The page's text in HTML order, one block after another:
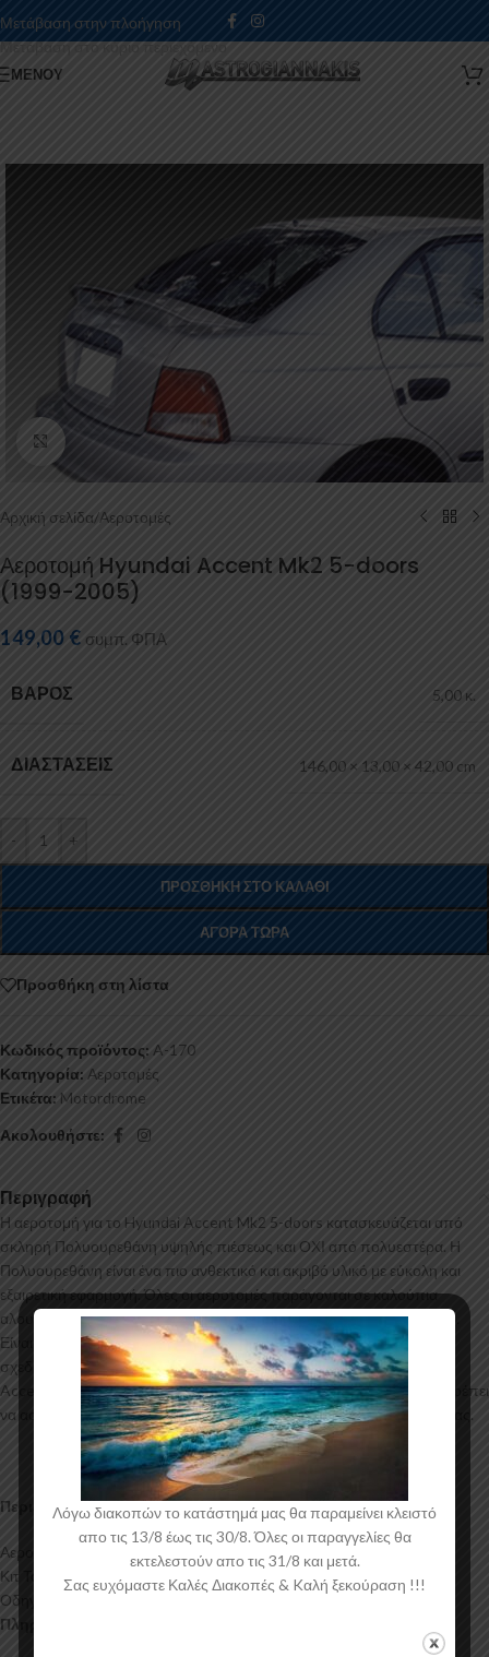
Μετάβαση στην πλοήγηση
Μετάβαση στο κύριο περιεχόμενο
ΜΕΝΟΎ
Κάντε κλικ για μεγέθυνση
Αρχική σελίδα/Αεροτομές
Αεροτομή Hyundai Accent Mk2 5-doors
(1999-2005)
149,00 € συμπ. ΦΠΑ
ΒΆΡΟΣ 5,00 κ.
ΔΙΑΣΤΆΣΕΙΣ 146,00 × 13,00 × 42,00 cm
- +
ΠΡΟΣΘΉΚΗ ΣΤΟ ΚΑΛΆΘΙ
ΑΓΟΡΆ ΤΏΡΑ
Προσθήκη στη λίστα
Κωδικός προϊόντος: A-170
Κατηγορία: Αεροτομές
Ετικέτα: Motordrome
Ακολουθήστε:
Περιγραφή
Η αεροτομή για το Hyundai Accent Mk2 5-doors κατασκευάζεται από
σκληρή Πολυουρεθάνη υψηλής πιέσεως και ΟΧΙ από πολυεστέρα. Η
Πολυουρεθάνη είναι ένα πιο ανθεκτικό και ακριβό υλικό με εύκολη και
εξαιρετική εφαρμογή. Όλες οι αεροτομές παράγονται σε καλούπια
αλουμινίου για αυξημένη ποιότητα και αντοχή στη μαζική παραγωγή.
Είναι ελεγμένα για ανθεκτικότητα σε υψηλές θερμοκρασίες και έχουν
σχεδιαστεί με την καλύτερη λεπτομέρεια. Η αεροτομή για το Hyundai
Accent Mk2 5-doors έρχεται στο χρώμα του υλικού. Το προϊόν θα πρέπει
να ασταρωθεί και στη συνέχεια να βαφτεί στο χρώμα της επιλογής σας.
Περιεχόμενα Συσκευασίας:
Αεροτομή Hyundai Accent Mk2 5-doors
Κιτ Τοποθέτησης
Οδηγίες Τοποθέτησης
Πληροφορίες Αποστολής:
Λόγω διακοπών το κατάστημά μας θα παραμείνει κλειστό
απο τις 13/8 έως τις 30/8. Όλες οι παραγγελίες θα
εκτελεστούν απο τις 31/8 και μετά.
Σας ευχόμαστε Καλές Διακοπές & Kαλή ξεκούραση !!!